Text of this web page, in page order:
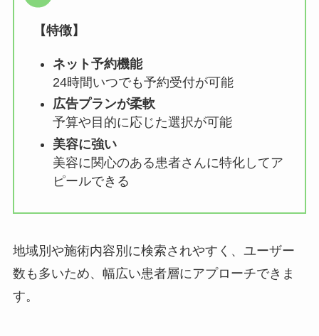
【特徴】
ネット予約機能
24時間いつでも予約受付が可能
広告プランが柔軟
予算や目的に応じた選択が可能
美容に強い
美容に関心のある患者さんに特化してア
ピールできる
地域別や施術内容別に検索されやすく、ユーザー
数も多いため、幅広い患者層にアプローチできま
す。